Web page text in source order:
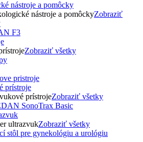
nástroje a pomôcky
nástroje a pomôckyZobraziť
Zobraziť všetky
prístroje
prístrojeZobraziť všetky
ultrazvukZobraziť všetky